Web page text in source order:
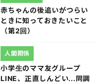
赤ちゃんの後追いがつらい
ときに知っておきたいこと
（第2回）
小学生のママ友グループ
LINE、正直しんどい...同調
人間関係